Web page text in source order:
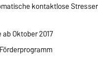
kontaktlose
Oktober 2017